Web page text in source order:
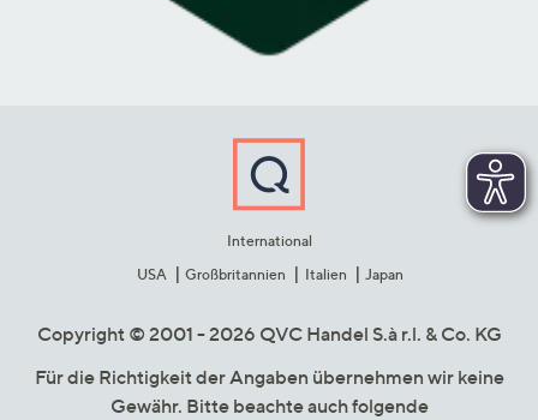
International
USA
Großbritannien Italien Japan
Copyright © 2001 - 2026 QVC Handel S.à r.l. & Co. KG
Für die Richtigkeit der Angaben übernehmen wir keine
Gewähr. Bitte beachte auch folgende